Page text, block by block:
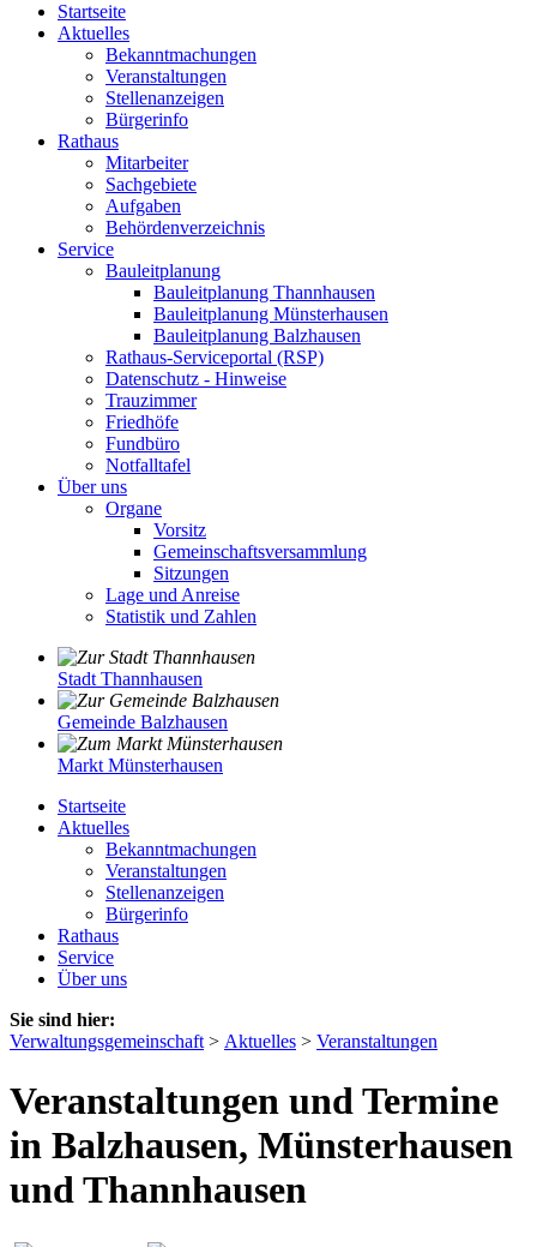
Startseite
Aktuelles
Bekanntmachungen
Veranstaltungen
Stellenanzeigen
Bürgerinfo
Rathaus
Mitarbeiter
Sachgebiete
Aufgaben
Behördenverzeichnis
Service
Bauleitplanung
Bauleitplanung Thannhausen
Bauleitplanung Münsterhausen
Bauleitplanung Balzhausen
Rathaus-Serviceportal (RSP)
Datenschutz - Hinweise
Trauzimmer
Friedhöfe
Fundbüro
Notfalltafel
Über uns
Organe
Vorsitz
Gemeinschaftsversammlung
Sitzungen
Lage und Anreise
Statistik und Zahlen
Stadt Thannhausen
Gemeinde Balzhausen
Markt Münsterhausen
Startseite
Aktuelles
Bekanntmachungen
Veranstaltungen
Stellenanzeigen
Bürgerinfo
Rathaus
Service
Über uns
Sie sind hier:
Verwaltungsgemeinschaft > Aktuelles > Veranstaltungen
Veranstaltungen und Termine
in Balzhausen, Münsterhausen
und Thannhausen